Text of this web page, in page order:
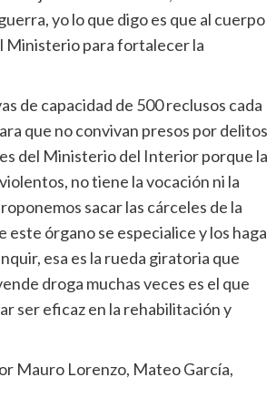
yo lo que digo es que al cuerpo
Ministerio para fortalecer la
de capacidad de 500 reclusos cada
que no convivan presos por delitos
del Ministerio del Interior porque la
no tiene la vocación ni la
sacar las cárceles de la
órgano se especialice y los haga
esa es la rueda giratoria que
droga muchas veces es el que
ser eficaz en la rehabilitación y
Mauro Lorenzo, Mateo García,